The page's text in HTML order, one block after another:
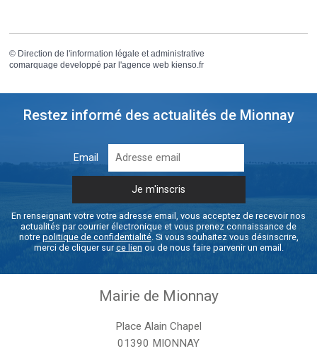
© Direction de l'information légale et administrative
comarquage developpé par l'agence web kienso.fr
Restez informé des actualités de Mionnay
Email
En renseignant votre votre adresse email, vous acceptez de recevoir nos
actualités par courrier électronique et vous prenez connaissance de
notre politique de confidentialité. Si vous souhaitez vous désinscrire,
merci de cliquer surce lien ou de nous faire parvenir un email.
Mairie de Mionnay
Place Alain Chapel
01390 MIONNAY